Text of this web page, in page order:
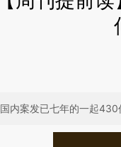
国内案发已七年的一起